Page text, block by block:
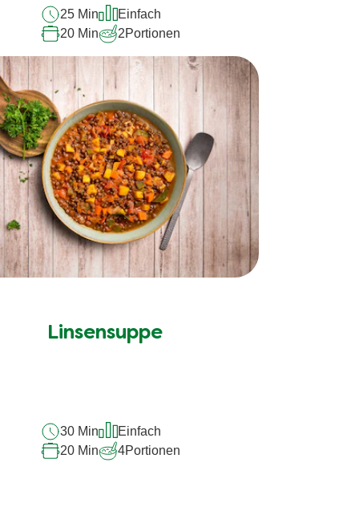
25 Min
Einfach
20 Min
2Portionen
Linsensuppe
30 Min
Einfach
20 Min
4Portionen